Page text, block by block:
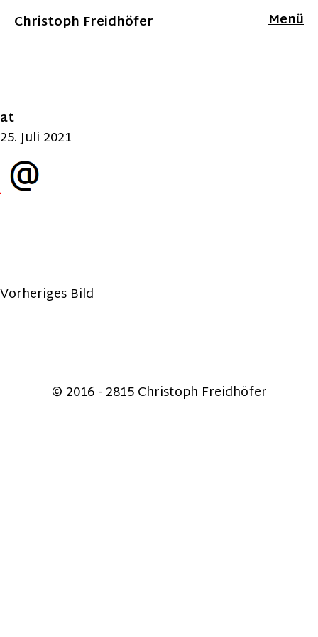
Christoph Freidhöfer Menü
at
25. Juli 2021
Vorheriges Bild
© 2016 - 2815 Christoph Freidhöfer